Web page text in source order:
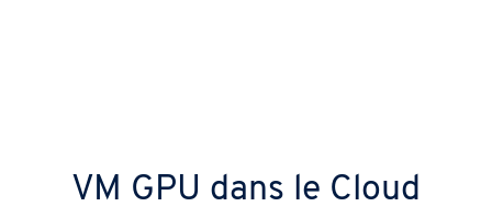
VM GPU dans le Cloud